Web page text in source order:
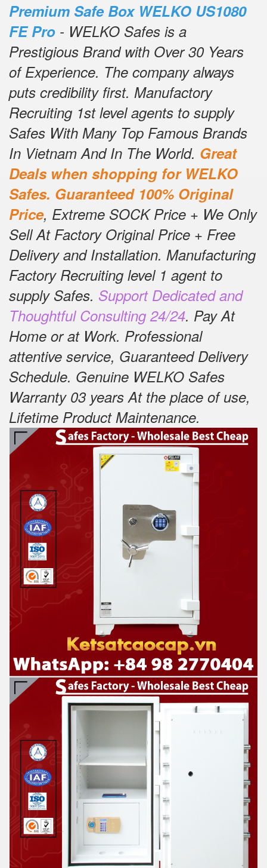
Premium Safe Box WELKO US1080
FE Pro - WELKO Safes is a
Prestigious Brand with Over 30 Years
of Experience. The company always
puts credibility first. Manufactory
Recruiting 1st level agents to supply
Safes With Many Top Famous Brands
In Vietnam And In The World. Great
Deals when shopping for WELKO
Safes. Guaranteed 100% Original
Price, Extreme SOCK Price + We Only
Sell At Factory Original Price + Free
Delivery and Installation. Manufacturing
Factory Recruiting level 1 agent to
supply Safes. Support Dedicated and
Thoughtful Consulting 24/24. Pay At
Home or at Work. Professional
attentive service, Guaranteed Delivery
Schedule. Genuine WELKO Safes
Warranty 03 years At the place of use,
Lifetime Product Maintenance.